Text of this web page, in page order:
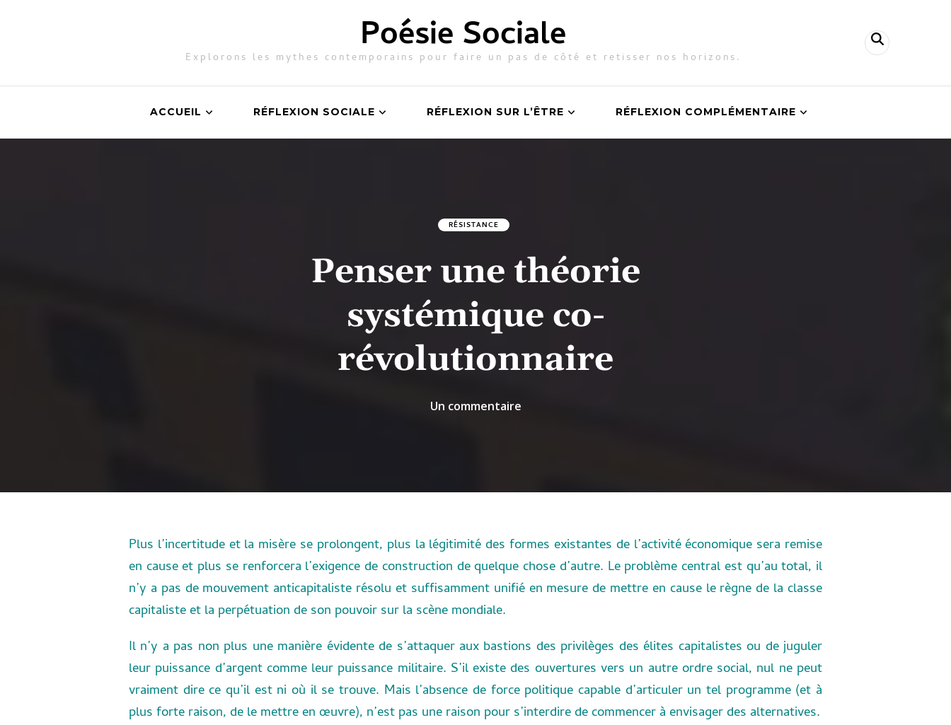
Poésie Sociale
Explorons les mythes contemporains pour faire un pas de côté et retisser nos horizons.
ACCUEIL RÉFLEXION SOCIALE RÉFLEXION SUR L’ÊTRE RÉFLEXION COMPLÉMENTAIRE
RÉSISTANCE
Penser une théorie
systémique co-
révolutionnaire
Un commentairesur
Plus l’incertitude et la misère se prolongent, plus la légitimité des formes existantes de l’activité économique sera remise
en cause et plus se renforcera l’exigence de construction de quelque chose d’autre. Le problème central est qu’au total, il
n’y a pas de mouvement anticapitaliste résolu et suffisamment unifié en mesure de mettre en cause le règne de la classe
capitaliste et la perpétuation de son pouvoir sur la scène mondiale.
Il n’y a pas non plus une manière évidente de s’attaquer aux bastions des privilèges des élites capitalistes ou de juguler
leur puissance d’argent comme leur puissance militaire. S’il existe des ouvertures vers un autre ordre social, nul ne peut
vraiment dire ce qu’il est ni où il se trouve. Mais l’absence de force politique capable d’articuler un tel programme (et à
plus forte raison, de le mettre en œuvre), n’est pas une raison pour s’interdire de commencer à envisager des alternatives.